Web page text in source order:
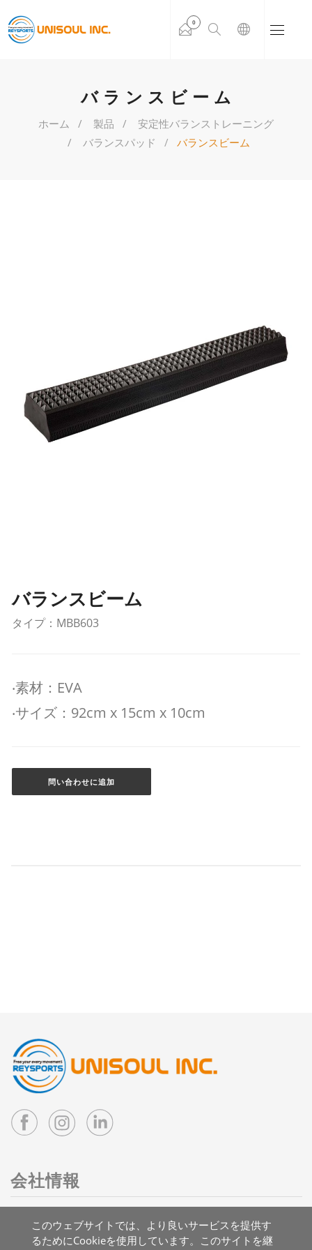
0
バランスビーム
ホーム 製品
安定性バランストレーニング
バランスパッド
バランスビーム
バランスビーム
タイプ：MBB603
‧素材：EVA
‧サイズ：92cm x 15cm x 10cm
問い合わせに追加
このウェブサイトでは、より良いサービスを提供す
るためにCookieを使用しています。このサイトを継
会社情報
メール：info@reysports.com